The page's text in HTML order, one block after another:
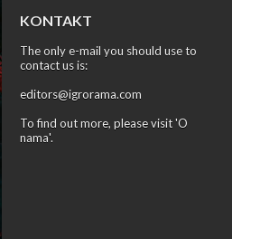
KONTAKT
The only e-mail you should use to
contact us is:
editors@igrorama.com
To find out more, please visit 'O
nama'.